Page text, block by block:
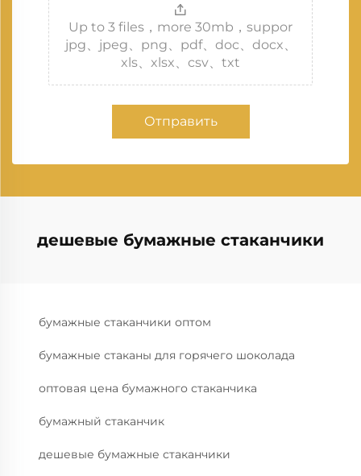
Up to 3 files，more 30mb，suppor
jpg、jpeg、png、pdf、doc、docx、
xls、xlsx、csv、txt
Отправить
дешевые бумажные стаканчики
бумажные стаканчики оптом
бумажные стаканы для горячего шоколада
оптовая цена бумажного стаканчика
бумажный стаканчик
дешевые бумажные стаканчики